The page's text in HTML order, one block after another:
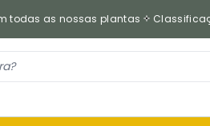
todas as nossas plantas